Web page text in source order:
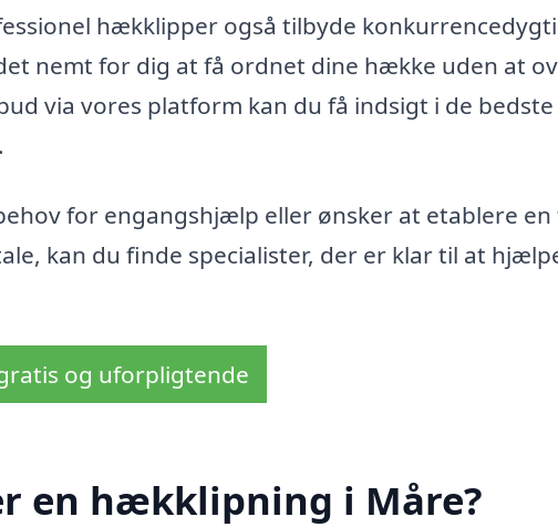
hækklipper også tilbyde
nemt for dig at få ordnet dine hække uden at
via vores platform kan du få indsigt i de
for engangshjælp eller ønsker at etablere en
kan du finde specialister, der er klar til at
og uforpligtende
en hækklipning i Måre?